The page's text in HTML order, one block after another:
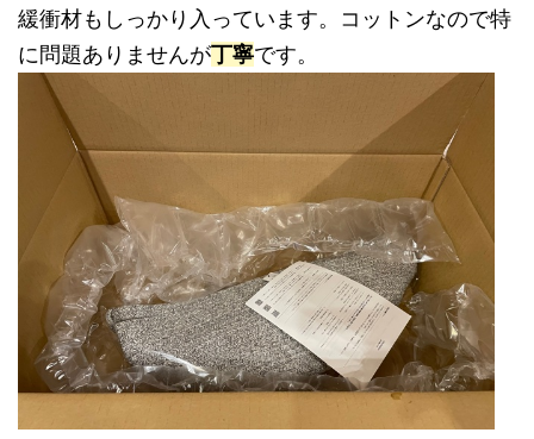
緩衝材もしっかり入っています。コットンなので特
に問題ありませんが丁寧です。